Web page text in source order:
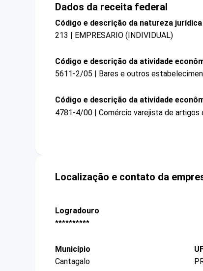
Dados da receita federal
Código e descrição da natureza jurídica
213 | EMPRESARIO (INDIVIDUAL)
Código e descrição da atividade
5611-2/05 | Bares e outros
Código e descrição da atividade
4781-4/00 | Comércio varejista de artigos
Localização e contato da
Logradouro
**********
Município
Cantagalo